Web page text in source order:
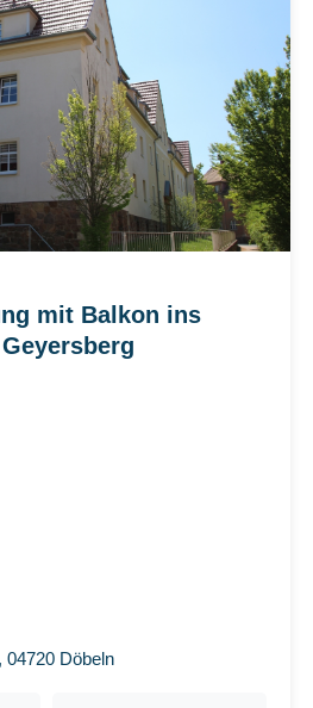
mit Balkon ins
Döbeln